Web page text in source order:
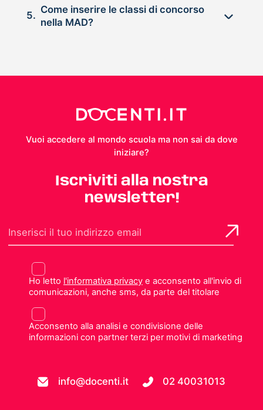
5.
Come inserire le classi di concorso
nella MAD?
Vuoi accedere al mondo scuola ma non sai da dove
iniziare?
Iscriviti alla nostra
newsletter!
Ho letto l'informativa privacye acconsento all'invio di
comunicazioni, anche sms, da parte del titolare
Acconsento alla analisi e condivisione delle
informazioni con partner terzi per motivi di marketing
info@docenti.it 02 40031013